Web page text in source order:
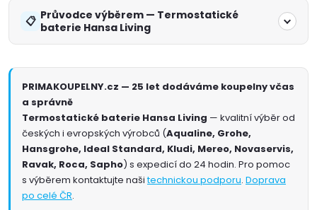
Průvodce výběrem — Termostatické
baterie Hansa Living
PRIMAKOUPELNY.cz — 25 let dodáváme koupelny včas
a správně
Termostatické baterie Hansa Living — kvalitní výběr od
českých i evropských výrobců (Aqualine, Grohe,
Hansgrohe, Ideal Standard, Kludi, Mereo, Novaservis,
Ravak, Roca, Sapho) s expedicí do 24 hodin. Pro pomoc
s výběrem kontaktujte našitechnickou podporu. Doprava
po celé ČR.